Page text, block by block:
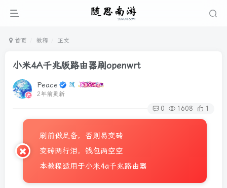
首页 教程 正文
小米4A千兆版路由器刷openwrt
Peace
2年前更新
0 1608 1
刷前做足备，否则易变砖
变砖两行泪，钱包两空空
本教程适用于小米4a千兆路由器